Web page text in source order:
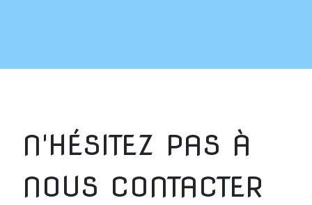
N'HÉSITEZ PAS À
NOUS CONTACTER